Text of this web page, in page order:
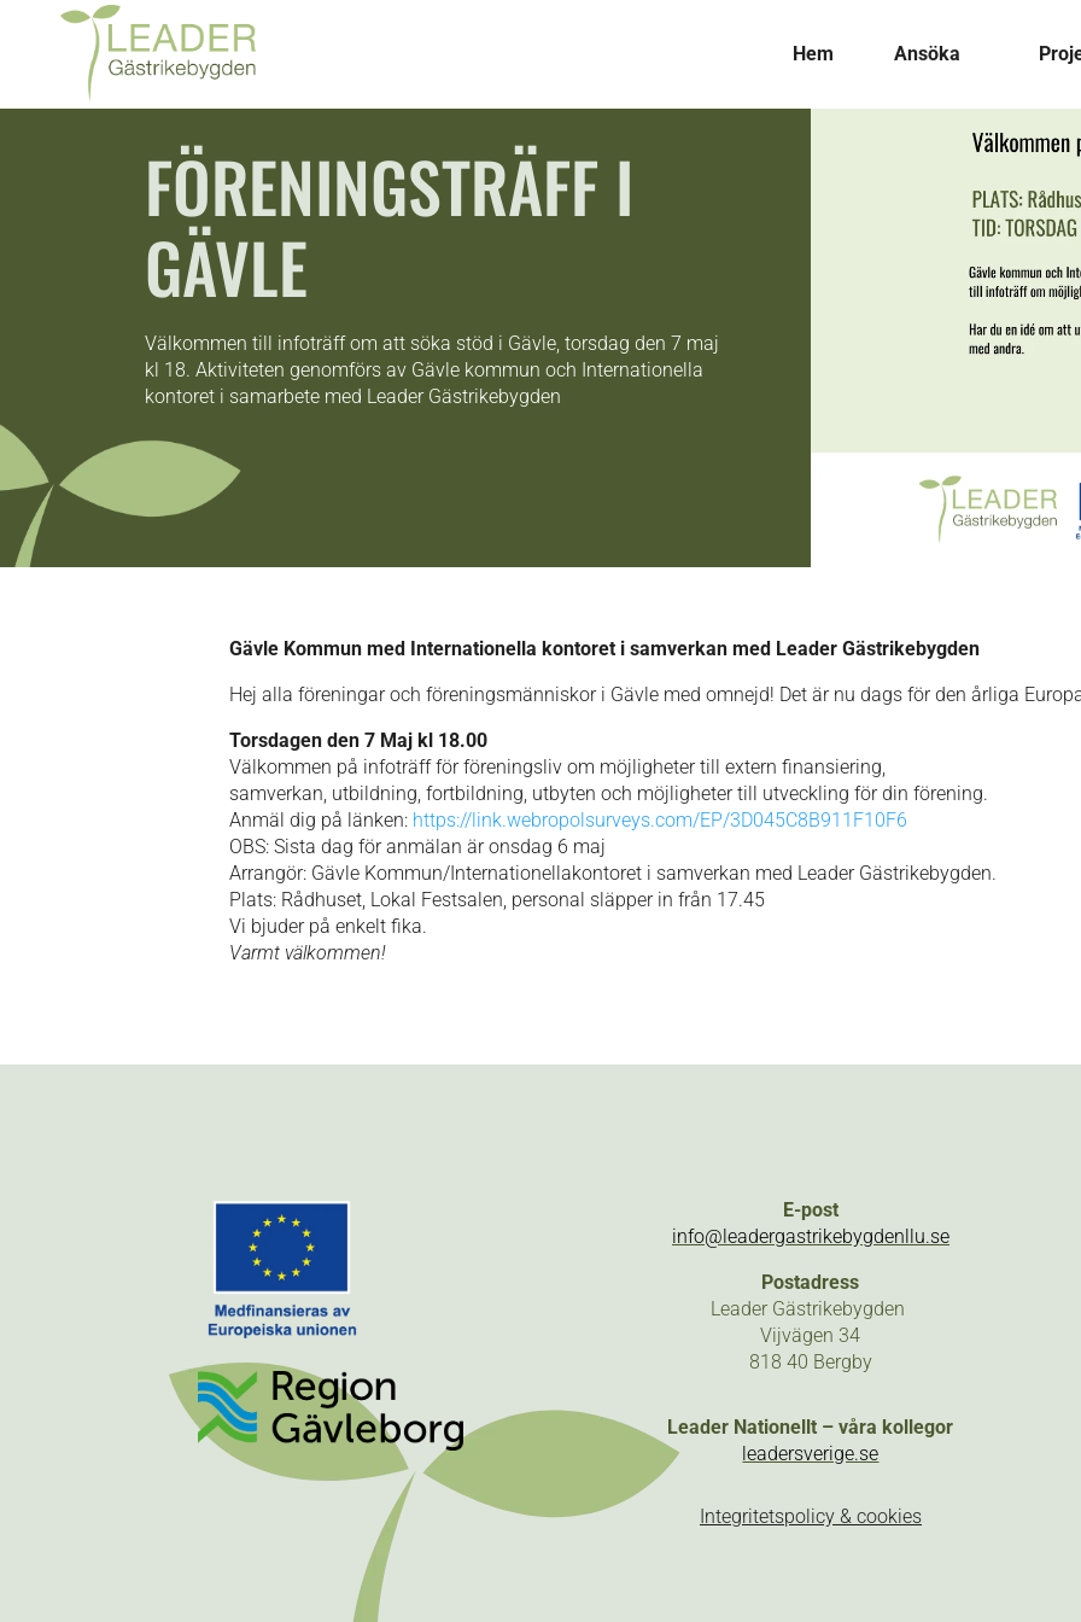
Hem Ansöka
FÖRENINGSTRÄFF I
GÄVLE
Välkommen till infoträff om att söka stöd i Gävle, torsdag den 7 maj
kl 18. Aktiviteten genomförs av Gävle kommun och Internationella
kontoret i samarbete med Leader Gästrikebygden
Gävle Kommun med Internationella kontoret i samverkan med Leader Gästrikebygden
Hej alla föreningar och föreningsmänniskor i Gävle med omnejd! Det är nu dags för den årliga
Torsdagen den 7 Maj kl 18.00
Välkommen på infoträff för föreningsliv om möjligheter till extern finansiering,
samverkan, utbildning, fortbildning, utbyten och möjligheter till utveckling för din förening.
Anmäl dig på länken: https://link.webropolsurveys.com/EP/3D045C8B911F10F6
OBS: Sista dag för anmälan är onsdag 6 maj
Arrangör: Gävle Kommun/Internationellakontoret i samverkan med Leader Gästrikebygden.
Plats: Rådhuset, Lokal Festsalen, personal släpper in från 17.45
Vi bjuder på enkelt fika.
Varmt välkommen!
E-post
info@leadergastrikebygdenllu.se
Postadress
Leader Gästrikebygden
Vijvägen 34
818 40 Bergby
Leader Nationellt – våra kollegor
leadersverige.se
Integritetspolicy & cookies